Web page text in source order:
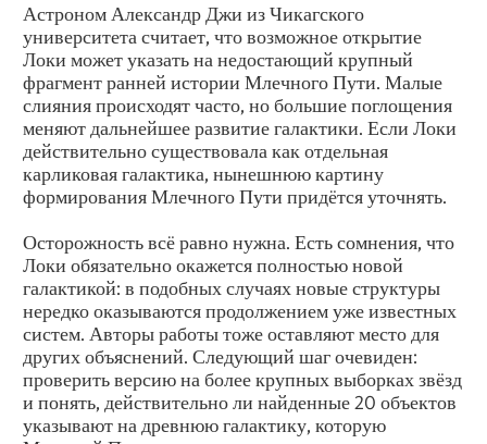
Астроном Александр Джи из Чикагского
университета считает, что возможное открытие
Локи может указать на недостающий крупный
фрагмент ранней истории Млечного Пути. Малые
слияния происходят часто, но большие поглощения
меняют дальнейшее развитие галактики. Если Локи
действительно существовала как отдельная
карликовая галактика, нынешнюю картину
формирования Млечного Пути придётся уточнять.
Осторожность всё равно нужна. Есть сомнения, что
Локи обязательно окажется полностью новой
галактикой: в подобных случаях новые структуры
нередко оказываются продолжением уже известных
систем. Авторы работы тоже оставляют место для
других объяснений. Следующий шаг очевиден:
проверить версию на более крупных выборках звёзд
и понять, действительно ли найденные 20 объектов
указывают на древнюю галактику, которую